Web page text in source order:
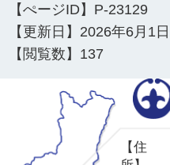
【ぺージID】 P-23129
【更新日】 2026年6月1日
【閲覧数】 137
【住